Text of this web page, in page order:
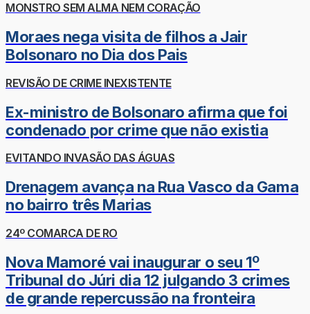
MONSTRO SEM ALMA NEM CORAÇÃO
Moraes nega visita de filhos a Jair
Bolsonaro no Dia dos Pais
REVISÃO DE CRIME INEXISTENTE
Ex-ministro de Bolsonaro afirma que foi
condenado por crime que não existia
EVITANDO INVASÃO DAS ÁGUAS
Drenagem avança na Rua Vasco da Gama
no bairro três Marias
24º COMARCA DE RO
Nova Mamoré vai inaugurar o seu 1º
Tribunal do Júri dia 12 julgando 3 crimes
de grande repercussão na fronteira